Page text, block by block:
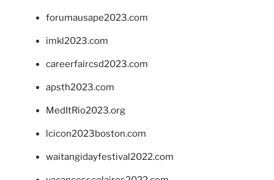
forumausape2023.com
imkl2023.com
careerfaircsd2023.com
apsth2023.com
MedItRio2023.org
lcicon2023boston.com
waitangidayfestival2022.com